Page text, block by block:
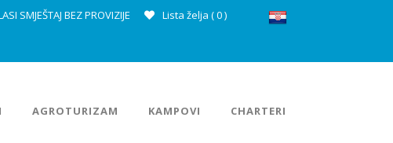
SMJEŠTAJ BEZ PROVIZIJE Lista želja (0)
AGROTURIZAM KAMPOVI CHARTERI